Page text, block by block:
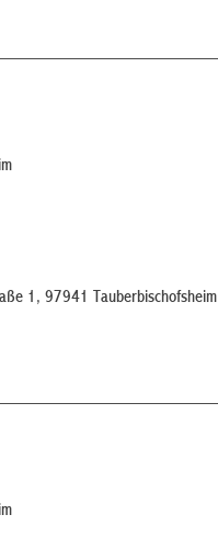
1, 97941 Tauberbischofsheim